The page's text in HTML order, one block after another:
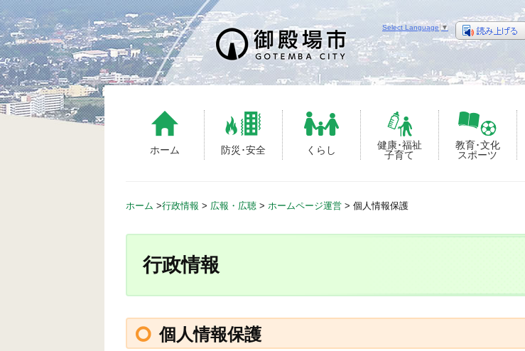
S
k
i
p
t
o
c
ホーム 防災･安全 くらし
健康･福祉
子育て
教育･文化
スポーツ
Select Language ▼
ホーム >行政情報 > 広報・広聴 > ホームページ運営 > 個人情報保護
行政情報
個人情報保護